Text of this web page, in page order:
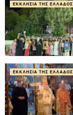
ΕΚΚΛΗΣΊΑ ΤΗΣ ΕΛΛΆΔΟΣ
ΕΚΚΛΗΣΊΑ ΤΗΣ ΕΛΛΆΔΟΣ